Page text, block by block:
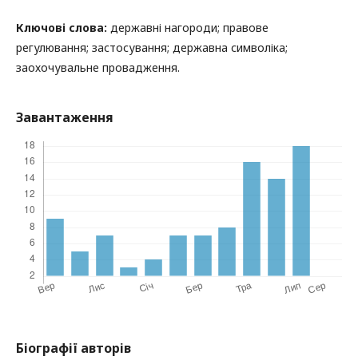
Ключові слова: державні нагороди; правове
регулювання; застосування; державна символіка;
заохочувальне провадження.
Завантаження
Біографії авторів